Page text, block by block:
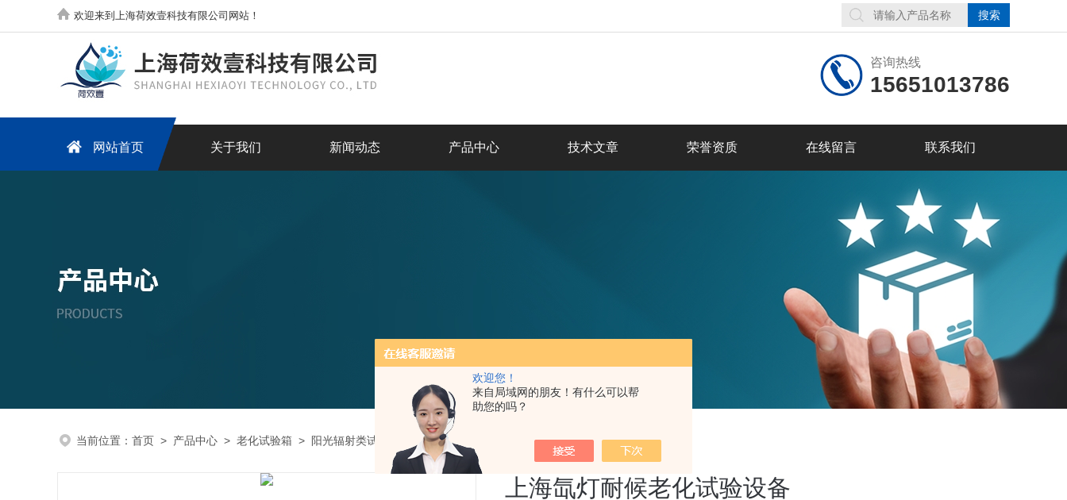
欢迎您！
来自局域网的朋友！有什么可以帮
助您的吗？
欢迎来到上海荷效壹科技有限公司网站！
咨询热线
15651013786
网站首页 关于我们 新闻动态 产品中心 技术文章 荣誉资质 在线留言 联系我们
当前位置： 首页 > 产品中心 > 老化试验箱 > 阳光辐射类试验箱 上海氙灯耐候老化试验设备
上海氙灯耐候老化试验设备